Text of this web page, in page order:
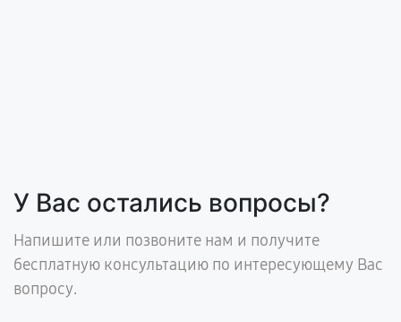
У Вас остались вопросы?
Напишите или позвоните нам и получите
бесплатную консультацию по интересующему Вас
вопросу.